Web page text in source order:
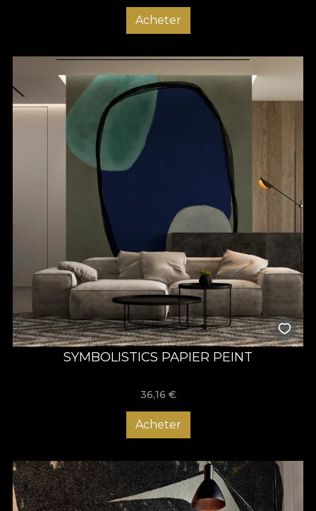
Acheter
SYMBOLISTICS PAPIER PEINT
36,16 €
Acheter